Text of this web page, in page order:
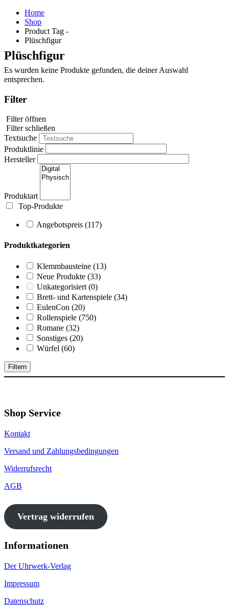
Home
Shop
Product Tag -
Plüschfigur
Plüschfigur
Es wurden keine Produkte gefunden, die deiner Auswahl
entsprechen.
Filter
Filter öffnen
Filter schließen
Textsuche
Produktlinie
Hersteller
Produktart
Top-Produkte
Angebotspreis (117)
Produktkategorien
Klemmbausteine (13)
Neue Produkte (33)
Unkategorisiert (0)
Brett- und Kartenspiele (34)
EulenCon (20)
Rollenspiele (750)
Romane (32)
Sonstiges (20)
Würfel (60)
Filtern
Shop Service
Kontakt
Versand und Zahlungsbedingungen
Widerrufsrecht
AGB
Vertrag widerrufen
Informationen
Der Uhrwerk-Verlag
Impressum
Datenschutz